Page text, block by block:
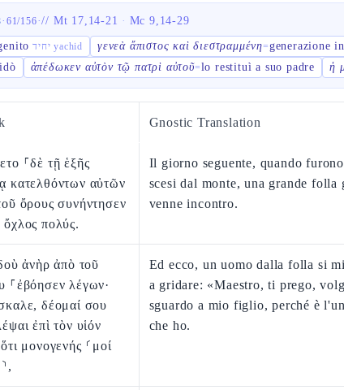
· 61/156·// Mt 17,14-21 · Mc 9,14-29
יחיד yachid γενεὰ ἄπιστος καὶ διεστραμμένη=generazione
ἀπέδωκεν αὐτὸν τῷ πατρὶ αὐτοῦ=lo restituì a suo padre ἡ
Gnostic Translation
⸀δὲ τῇ ἑξῆς
κατελθόντων αὐτῶν
ὄρους συνήντησεν
πολύς.
Il giorno seguente, quando furono
scesi dal monte, una grande folla
venne incontro.
ἀνὴρ ἀπὸ τοῦ
⸀ἐβόησεν λέγων·
δέομαί σου
ἐπὶ τὸν υἱόν
μονογενής ⸂μοί
Ed ecco, un uomo dalla folla si
a gridare: «Maestro, ti prego,
sguardo a mio figlio, perché è
che ho.